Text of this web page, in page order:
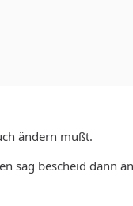
ändern mußt.
sag bescheid dann